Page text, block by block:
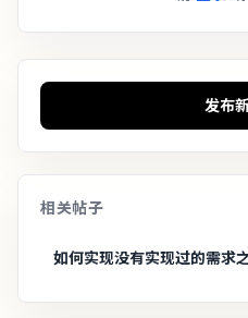
发布
相关帖子
如何实现没有实现过的需求